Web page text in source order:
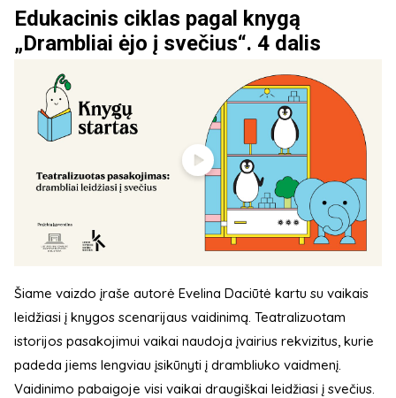
Edukacinis ciklas pagal knygą
„Drambliai ėjo į svečius“. 4 dalis
Šiame vaizdo įraše autorė Evelina Daciūtė kartu su vaikais
leidžiasi į knygos scenarijaus vaidinimą. Teatralizuotam
istorijos pasakojimui vaikai naudoja įvairius rekvizitus, kurie
padeda jiems lengviau įsikūnyti į drambliuko vaidmenį.
Vaidinimo pabaigoje visi vaikai draugiškai leidžiasi į svečius.